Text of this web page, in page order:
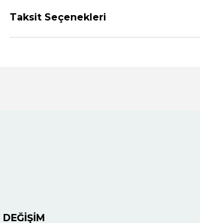
Taksit Seçenekleri